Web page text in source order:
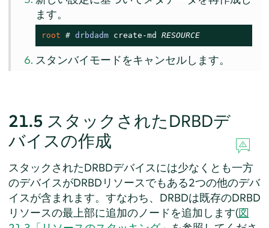
ます。
root # drbdadm create-md RESOURCE
スタンバイモードをキャンセルします。
21.5 スタックされたDRBDデ
バイスの作成
スタックされたDRBDデバイスには少なくとも一方
のデバイスがDRBDリソースでもある2つの他のデバ
イスが含まれます。すなわち、DRBDは既存のDRBD
リソースの最上部に追加のノードを追加します(図